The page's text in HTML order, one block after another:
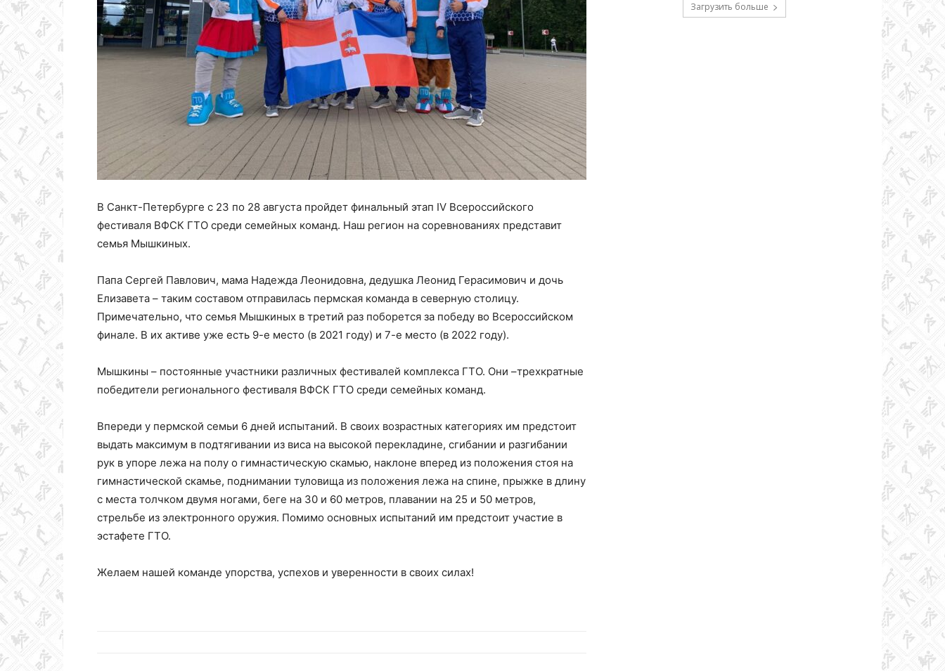
олимпийского
резерва
Пермского
края
В Санкт-Петербурге с 23 по 28 августа пройдет финальный этап IV Всероссийского
фестиваля ВФСК ГТО среди семейных команд. Наш регион на соревнованиях представит
семья Мышкиных.
Папа Сергей Павлович, мама Надежда Леонидовна, дедушка Леонид Герасимович и дочь
Елизавета – таким составом отправилась пермская команда в северную столицу.
Примечательно, что семья Мышкиных в третий раз поборется за победу во Всероссийском
финале. В их активе уже есть 9-е место (в 2021 году) и 7-е место (в 2022 году).
Мышкины – постоянные участники различных фестивалей комплекса ГТО. Они –трехкратные
победители регионального фестиваля ВФСК ГТО среди семейных команд.
Впереди у пермской семьи 6 дней испытаний. В своих возрастных категориях им предстоит
выдать максимум в подтягивании из виса на высокой перекладине, сгибании и разгибании
рук в упоре лежа на полу о гимнастическую скамью, наклоне вперед из положения стоя на
гимнастической скамье, поднимании туловища из положения лежа на спине, прыжке в длину
с места толчком двумя ногами, беге на 30 и 60 метров, плавании на 25 и 50 метров,
стрельбе из электронного оружия. Помимо основных испытаний им предстоит участие в
эстафете ГТО.
Желаем нашей команде упорства, успехов и уверенности в своих силах!
Загрузить больше